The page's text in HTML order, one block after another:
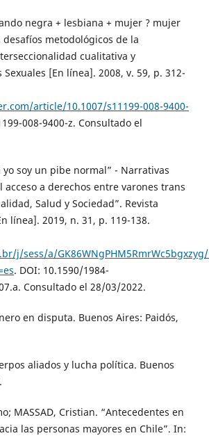
negra + lesbiana + mujer ? mujer
metodológicos de la
cualitativa y
[En línea]. 2008, v. 59, p. 312-
article/10.1007/s11199-008-9400-
008-9400-z. Consultado el
yo soy un pibe normal” - Narrativas
acceso a derechos entre varones trans
Salud y Sociedad”. Revista
línea]. 2019, n. 31, p. 119-138.
j/sess/a/
. DOI: 10.1590/1984-
Consultado el 28/03/2022.
en disputa. Buenos Aires: Paidós,
aliados y lucha política. Buenos
MASSAD, Cristian. “Antecedentes en
las personas mayores en Chile”. In: